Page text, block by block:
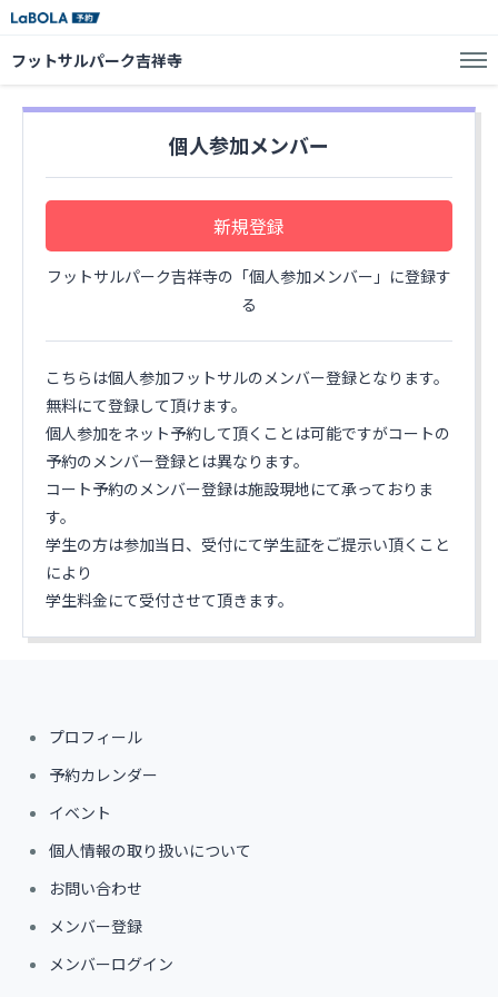
フットサルパーク吉祥寺
個人参加メンバー
新規登録
フットサルパーク吉祥寺の「個人参加メンバー」に登録す
る
こちらは個人参加フットサルのメンバー登録となります。
無料にて登録して頂けます。
個人参加をネット予約して頂くことは可能ですがコートの
予約のメンバー登録とは異なります。
コート予約のメンバー登録は施設現地にて承っておりま
す。
学生の方は参加当日、受付にて学生証をご提示い頂くこと
により
学生料金にて受付させて頂きます。
プロフィール
予約カレンダー
イベント
個人情報の取り扱いについて
お問い合わせ
メンバー登録
メンバーログイン